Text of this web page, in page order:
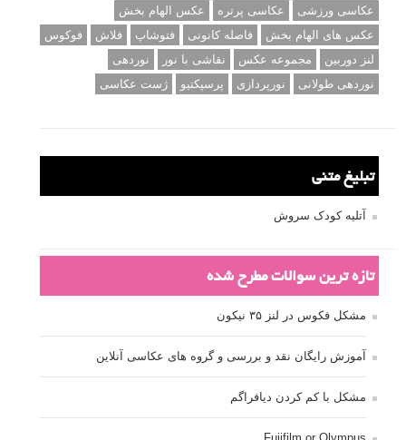
عکاسی ورزشی
عکاسی پرتره
عکس الهام بخش
عکس های الهام بخش
فاصله کانونی فتوشاپ فلاش
فوکوس
لنز دوربین
مجموعه عکس نقاشی با نور
نوردهی
نوردهی طولانی
نورپردازی پرسپکتیو ژست عکاسی
تبلیغ متنی
آتلیه کودک سروش
تازه ترین سوالات مطرح شده
مشکل فکوس در لنز ۳۵ نیکون
آموزش رایگان نقد و بررسی و گروه های عکاسی آنلاین
مشکل با کم کردن دیافراگم